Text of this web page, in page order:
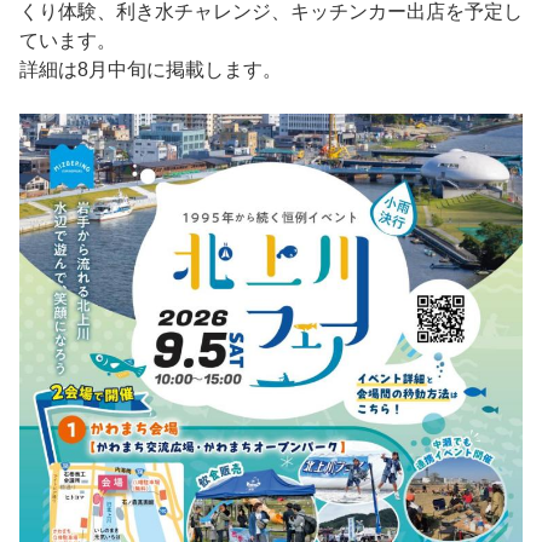
くり体験、利き水チャレンジ、キッチンカー出店を予定し
ています。
詳細は8月中旬に掲載します。